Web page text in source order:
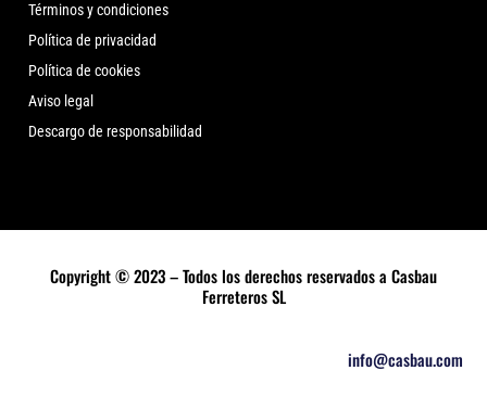
Términos y condiciones
Política de privacidad
Política de cookies
Aviso legal
Descargo de responsabilidad
Copyright © 2023 – Todos los derechos reservados a Casbau
Ferreteros SL
info@casbau.com